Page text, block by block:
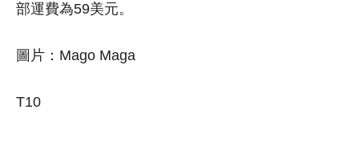
部運費為59美元。
圖片：Mago Maga
T10